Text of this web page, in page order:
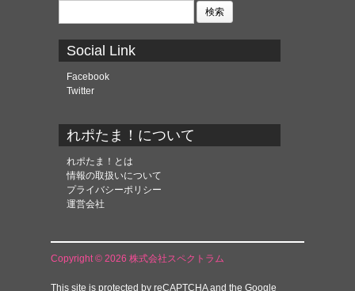
ブ
検
Social Link
Facebook
Twitter
れポたま！について
れポたま！とは
情報の取扱いについて
プライバシーポリシー
運営会社
Copyright © 2026 株式会社スペクトラム
This site is protected by reCAPTCHA and the Google